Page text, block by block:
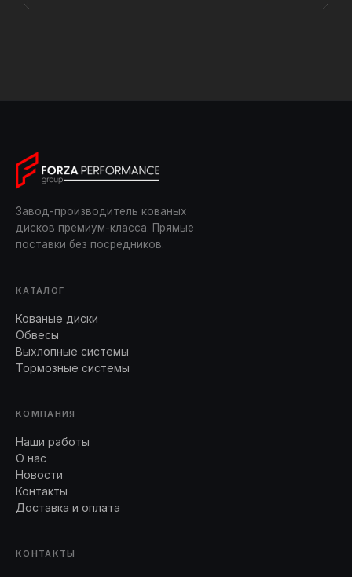
Завод-производитель кованых
дисков премиум-класса. Прямые
поставки без посредников.
КАТАЛОГ
Кованые диски
Обвесы
Выхлопные системы
Тормозные системы
КОМПАНИЯ
Наши работы
О нас
Новости
Контакты
Доставка и оплата
КОНТАКТЫ